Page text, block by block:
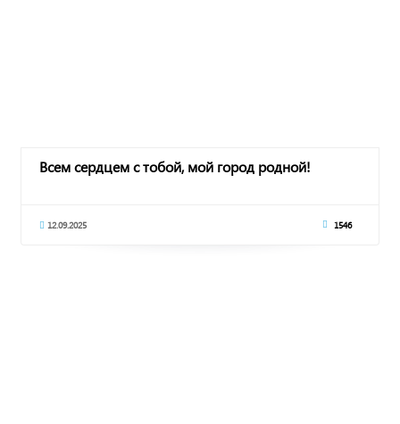
Всем сердцем с тобой, мой город родной!
12.09.2025 1546